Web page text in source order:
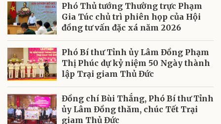
Phó Thủ tướng Thường trực Phạm
Gia Túc chủ trì phiên họp của Hội
đồng tư vấn đặc xá năm 2026
Phó Bí thư Tỉnh ủy Lâm Đồng Phạm
Thị Phúc dự kỷ niệm 50 Ngày thành
lập Trại giam Thủ Đức
Đồng chí Bùi Thắng, Phó Bí thư Tỉnh
ủy Lâm Đồng thăm, chúc Tết Trại
giam Thủ Đức